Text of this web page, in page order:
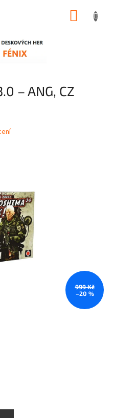
– ANG, CZ
999 Kč
–20 %